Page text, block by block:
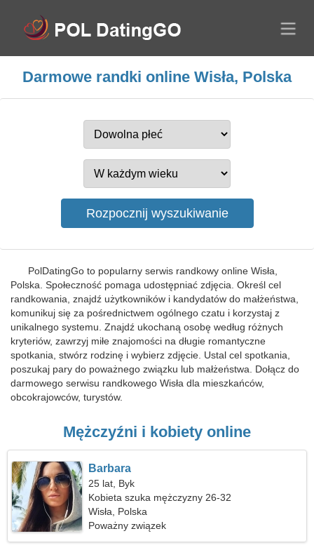
Darmowe randki online Wisła, Polska
PolDatingGo to popularny serwis randkowy online Wisła,
Polska. Społeczność pomaga udostępniać zdjęcia. Określ cel
randkowania, znajdź użytkowników i kandydatów do małżeństwa,
komunikuj się za pośrednictwem ogólnego czatu i korzystaj z
unikalnego systemu. Znajdź ukochaną osobę według różnych
kryteriów, zawrzyj miłe znajomości na długie romantyczne
spotkania, stwórz rodzinę i wybierz zdjęcie. Ustal cel spotkania,
poszukaj pary do poważnego związku lub małżeństwa. Dołącz do
darmowego serwisu randkowego Wisła dla mieszkańców,
obcokrajowców, turystów.
Mężczyźni i kobiety online
Barbara
25 lat, Byk
Kobieta szuka mężczyzny 26-32
Wisła, Polska
Poważny związek